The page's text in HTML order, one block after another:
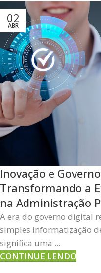
02
ABR
Inovação e
Transformando a
na Administração
A era do governo digital
simples informatização
significa uma ...
CONTINUE LENDO